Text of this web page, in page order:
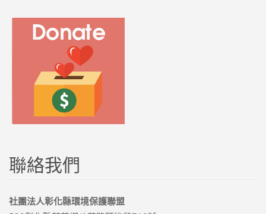
聯絡我們
社團法人彰化縣環境保護聯盟